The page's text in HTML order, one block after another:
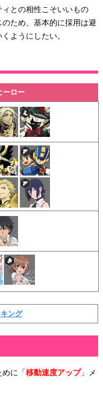
との相性こそいいもの
ため、基本的に採用は避
ようにしたい。
ーロー
ング
に「 移動速度アップ」メ